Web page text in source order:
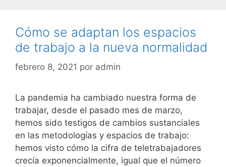
Cómo se adaptan los espacios
de trabajo a la nueva normalidad
febrero 8, 2021 por admin
La pandemia ha cambiado nuestra forma de
trabajar, desde el pasado mes de marzo,
hemos sido testigos de cambios sustanciales
en las metodologías y espacios de trabajo:
hemos visto cómo la cifra de teletrabajadores
crecía exponencialmente, igual que el número